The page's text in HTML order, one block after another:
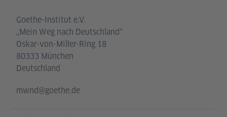
Goethe-Institut e.V.
„Mein Weg nach Deutschland“
Oskar-von-Miller-Ring 18
80333 München
Deutschland
mwnd@goethe.de